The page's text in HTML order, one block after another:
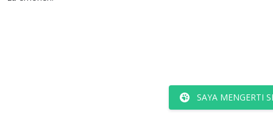
SAYA MENGERTI